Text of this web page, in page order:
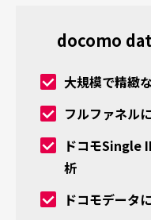
docomo
大規模で精緻
フルファネル
ドコモSingle
析
ドコモデータ